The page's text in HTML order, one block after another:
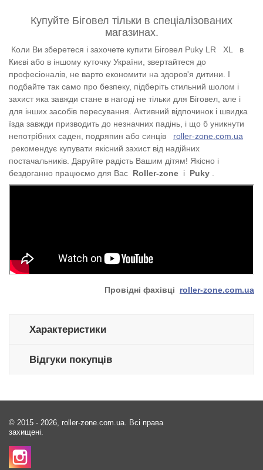
Купуйте Біговел тільки в спеціалізованих
магазинах.
Коли Ви зберетеся і захочете купити Біговел Puky LR XL
в
Києві або в іншому куточку України, звертайтеся до
професіоналів, не варто економити на здоров'я дитини. І
подбайте так само про безпеку, підберіть стильний шолом і
захист яка завжди стане в нагоді не тільки для Біговел, але і
для інших засобів пересування. Активний відпочинок і швидка
їзда завжди призводить до незначних падінь, і що б уникнути
непотрібних саден, подряпин або синців
roller-zone.com.ua
рекомендує купувати якісний захист від надійних
постачальників. Даруйте радість Вашим дітям! Якісно і
бездоганно працюємо для Вас Roller-zone і Puky
Провідні фахівці roller-zone.com.ua
Характеристики
Відгуки покупців
© 2015 - 2026, roller-zone.com.ua. Всі права
захищені.